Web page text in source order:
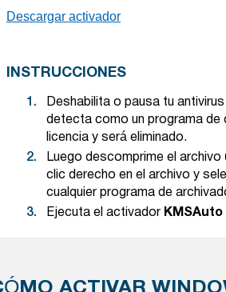
Descargar activador
INSTRUCCIONES
Deshabilita o pausa tu
detecta como un programa
licencia y será eliminado.
Luego descomprime el archivo
clic derecho en el archivo y
cualquier programa de
Ejecuta el activador